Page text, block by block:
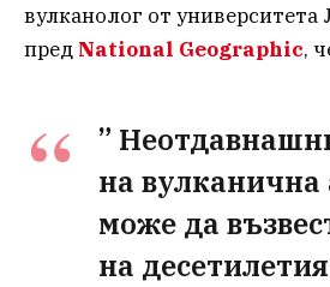
вулканолог от университета
пред National Geographic,
”
на вулканична
може да
на